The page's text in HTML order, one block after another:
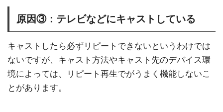
原因③：テレビなどにキャストしている
キャストしたら必ずリピートできないというわけでは
ないですが、キャスト方法やキャスト先のデバイス環
境によっては、リピート再生でがうまく機能しないこ
とがあります。